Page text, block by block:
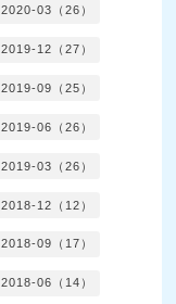
2020-03（26）
2019-12（27）
2019-09（25）
2019-06（26）
2019-03（26）
2018-12（12）
2018-09（17）
2018-06（14）